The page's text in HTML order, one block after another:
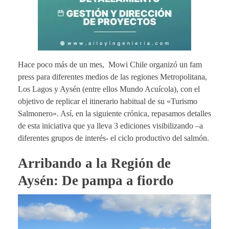
Hace poco más de un mes, Mowi Chile organizó un fam
press para diferentes medios de las regiones Metropolitana,
Los Lagos y Aysén (entre ellos Mundo Acuícola), con el
objetivo de replicar el itinerario habitual de su «Turismo
Salmonero». Así, en la siguiente crónica, repasamos detalles
de esta iniciativa que ya lleva 3 ediciones visibilizando –a
diferentes grupos de interés- el ciclo productivo del salmón.
Arribando a la Región de
Aysén: De pampa a fiordo